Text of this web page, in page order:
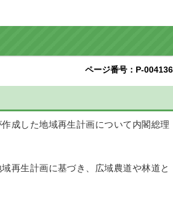
ページ番号：P-004136
成した地域再生計画について内閣総理
再生計画に基づき、広域農道や林道と